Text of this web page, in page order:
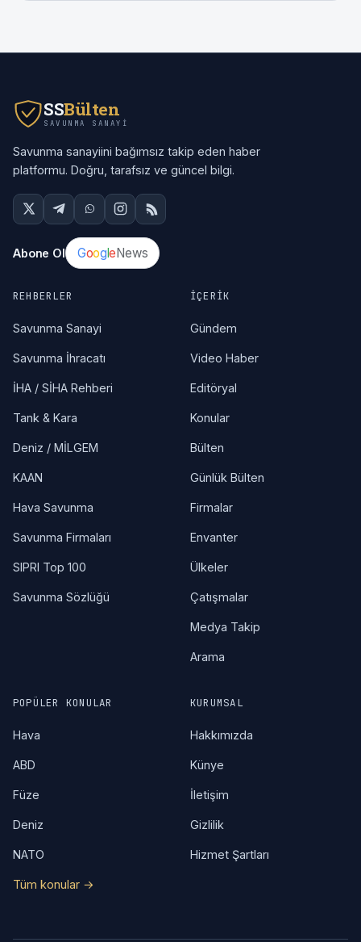
SSBülten
SAVUNMA SANAYI
Savunma sanayiini bağımsız takip eden haber
platformu. Doğru, tarafsız ve güncel bilgi.
Abone Ol GoogleNews
REHBERLER
Savunma Sanayi
Savunma İhracatı
İHA / SİHA Rehberi
Tank & Kara
Deniz / MİLGEM
KAAN
Hava Savunma
Savunma Firmaları
SIPRI Top 100
Savunma Sözlüğü
İÇERIK
Gündem
Video Haber
Editöryal
Konular
Bülten
Günlük Bülten
Firmalar
Envanter
Ülkeler
Çatışmalar
Medya Takip
Arama
POPÜLER KONULAR
Hava
ABD
Füze
Deniz
NATO
Tüm konular →
KURUMSAL
Hakkımızda
Künye
İletişim
Gizlilik
Hizmet Şartları